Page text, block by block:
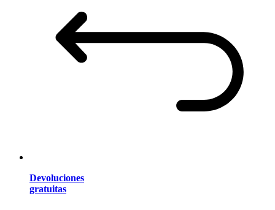
Devoluciones
gratuitas